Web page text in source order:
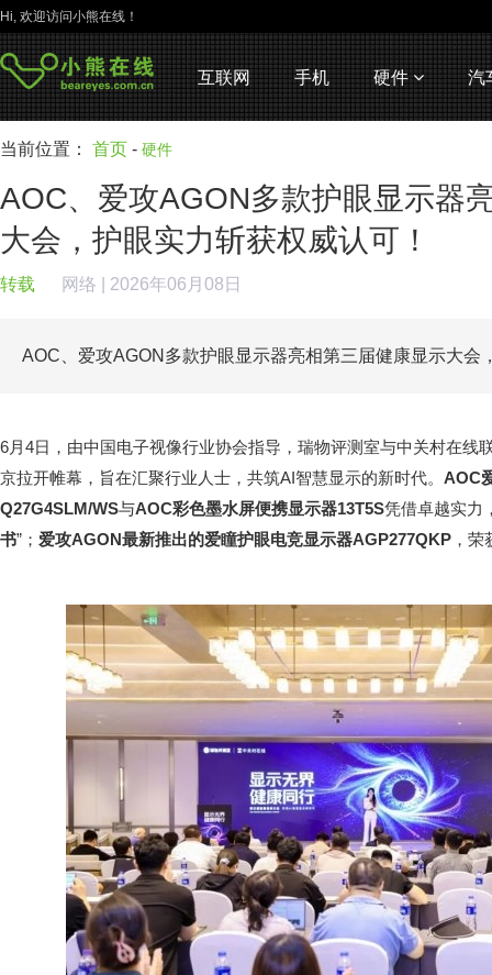
Hi, 欢迎访问小熊在线！
互联网 手机 硬件 汽
当前位置： 首页 - 硬件
AOC、爱攻AGON多款护眼显示器
大会，护眼实力斩获权威认可！
转载 网络 | 2026年06月08日
AOC、爱攻AGON多款护眼显示器亮相第三届健康显示大会
6月4日，由中国电子视像行业协会指导，瑞物评测室与中关村在线
京拉开帷幕，旨在汇聚行业人士，共筑AI智慧显示的新时代。 AOC
Q27G4SLM/WS与AOC彩色墨水屏便携显示器13T5S凭借卓越实力
书”； 爱攻AGON最新推出的爱瞳护眼电竞显示器AGP277QKP ，荣